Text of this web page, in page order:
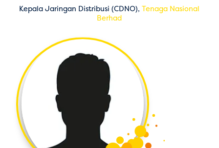
Kepala Jaringan Distribusi (CDNO),Tenaga Nasional
Berhad